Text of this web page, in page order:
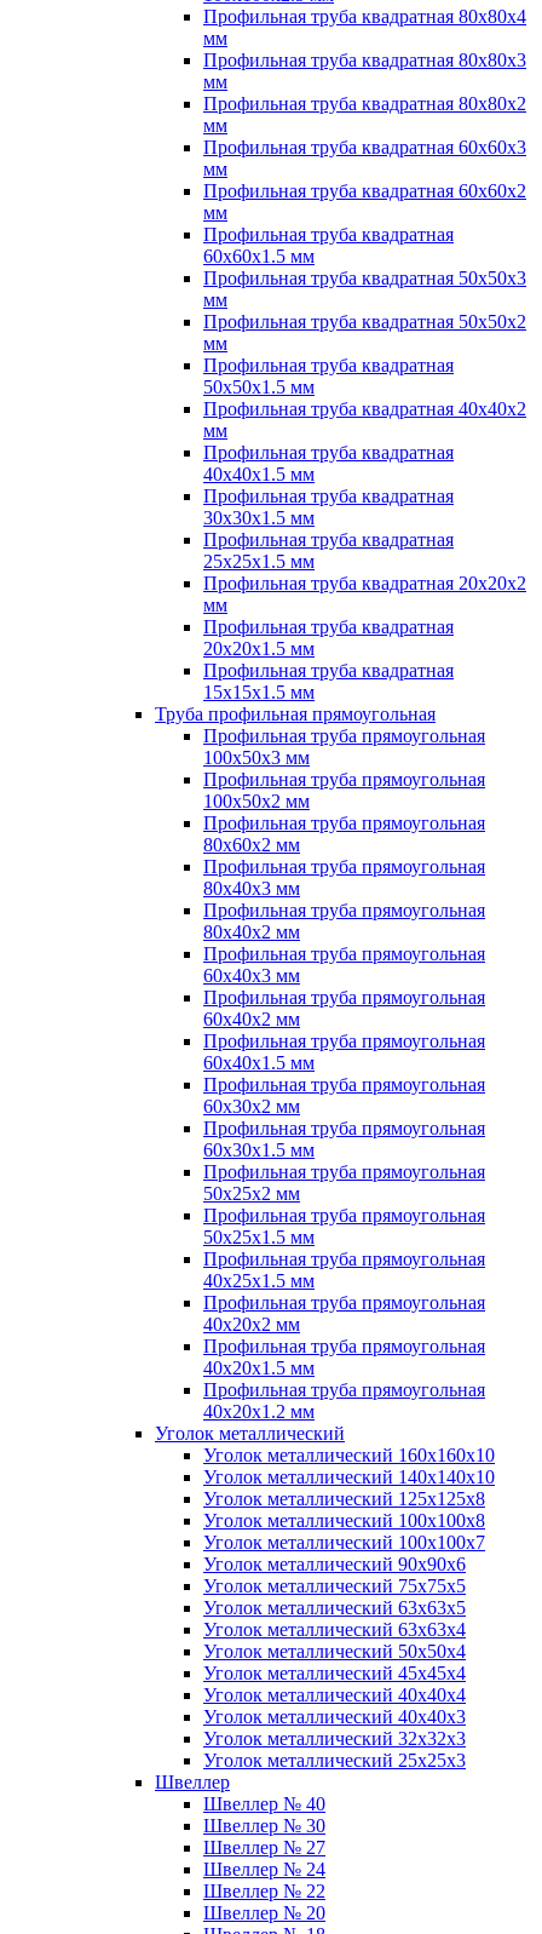
Профильная труба квадратная 80х80х4
мм
Профильная труба квадратная 80х80х3
мм
Профильная труба квадратная 80х80х2
мм
Профильная труба квадратная 60х60х3
мм
Профильная труба квадратная 60х60х2
мм
Профильная труба квадратная
60х60х1.5 мм
Профильная труба квадратная 50х50х3
мм
Профильная труба квадратная 50х50х2
мм
Профильная труба квадратная
50х50х1.5 мм
Профильная труба квадратная 40х40х2
мм
Профильная труба квадратная
40х40х1.5 мм
Профильная труба квадратная
30х30х1.5 мм
Профильная труба квадратная
25х25х1.5 мм
Профильная труба квадратная 20х20х2
мм
Профильная труба квадратная
20х20х1.5 мм
Профильная труба квадратная
15х15х1.5 мм
Труба профильная прямоугольная
Профильная труба прямоугольная
100х50х3 мм
Профильная труба прямоугольная
100х50х2 мм
Профильная труба прямоугольная
80х60х2 мм
Профильная труба прямоугольная
80х40х3 мм
Профильная труба прямоугольная
80х40х2 мм
Профильная труба прямоугольная
60х40х3 мм
Профильная труба прямоугольная
60х40х2 мм
Профильная труба прямоугольная
60х40х1.5 мм
Профильная труба прямоугольная
60х30х2 мм
Профильная труба прямоугольная
60х30х1.5 мм
Профильная труба прямоугольная
50х25х2 мм
Профильная труба прямоугольная
50х25х1.5 мм
Профильная труба прямоугольная
40х25х1.5 мм
Профильная труба прямоугольная
40х20х2 мм
Профильная труба прямоугольная
40х20х1.5 мм
Профильная труба прямоугольная
40х20х1.2 мм
Уголок металлический
Уголок металлический 160х160х10
Уголок металлический 140х140х10
Уголок металлический 125х125х8
Уголок металлический 100х100х8
Уголок металлический 100х100х7
Уголок металлический 90х90х6
Уголок металлический 75х75х5
Уголок металлический 63х63х5
Уголок металлический 63х63х4
Уголок металлический 50х50х4
Уголок металлический 45х45х4
Уголок металлический 40х40х4
Уголок металлический 40х40х3
Уголок металлический 32х32х3
Уголок металлический 25х25х3
Швеллер
Швеллер № 40
Швеллер № 30
Швеллер № 27
Швеллер № 24
Швеллер № 22
Швеллер № 20